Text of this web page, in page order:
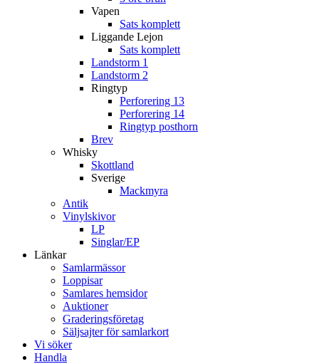
Vapen
Sats komplett
Liggande Lejon
Sats komplett
Landstorm 1
Landstorm 2
Ringtyp
Perforering 13
Perforering 14
Ringtyp posthorn
Brev
Whisky
Skottland
Sverige
Mackmyra
Antik
Vinylskivor
LP
Singlar/EP
Länkar
Samlarmässor
Loppisar
Samlares hemsidor
Auktioner
Graderingsföretag
Säljsajter för samlarkort
Vi söker
Handla